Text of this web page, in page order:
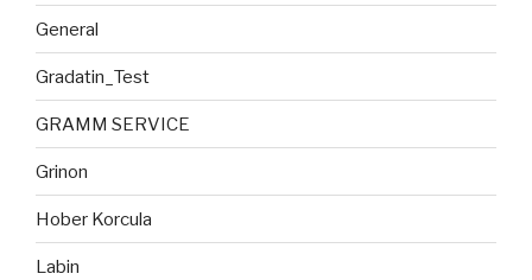
General
Gradatin_Test
GRAMM SERVICE
Grinon
Hober Korcula
Labin